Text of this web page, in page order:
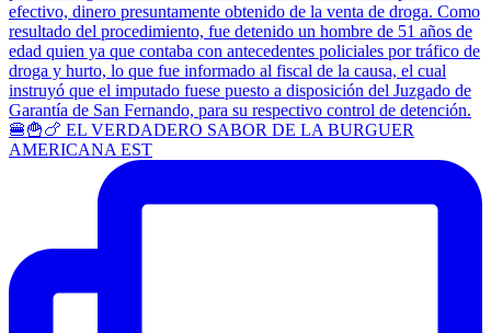
🍔🍟🍗 EL VERDADERO SABOR DE LA BURGUER
AMERICANA EST